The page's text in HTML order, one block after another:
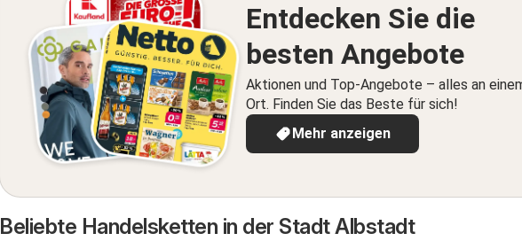
Entdecken Sie die
besten Angebote
Aktionen und Top-Angebote – alles an
Ort. Finden Sie das Beste für sich!
Mehr anzeigen
Beliebte Handelsketten in der Stadt Albstadt